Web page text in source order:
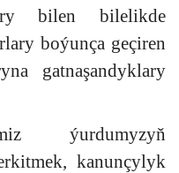
bilen bilelikde
boýunça geçiren
gatnaşandyklary
ýurdumyzyň
kanunçylyk